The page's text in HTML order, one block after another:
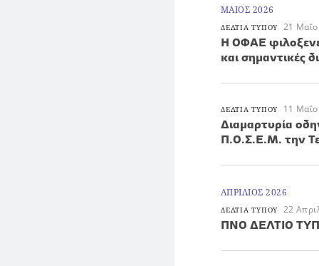
ΜΑΙΟΣ 2026
ΔΕΛΤΙΑ ΤΥΠΟΥ 21
Η ΟΦΑΕ
και σημαντικές
ΔΕΛΤΙΑ ΤΥΠΟΥ 11
Διαμαρτυρία
Π.Ο.Σ.Ε.Μ. την
ΑΠΡΙΛΙΟΣ 2026
ΔΕΛΤΙΑ ΤΥΠΟΥ 22
ΠΝΟ ΔΕΛΤΙΟ